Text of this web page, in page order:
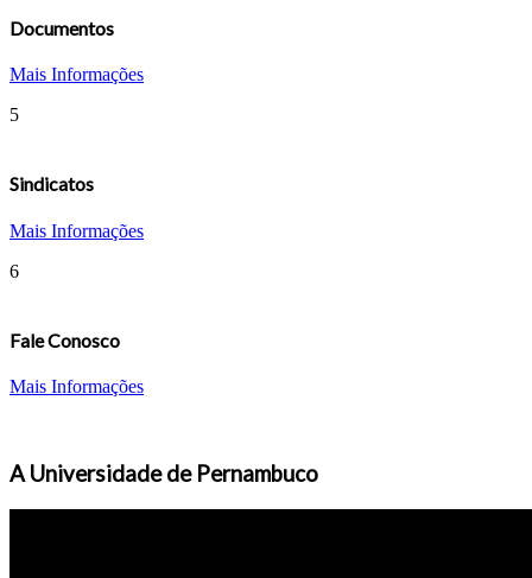
Documentos
Mais Informações
5
Sindicatos
Mais Informações
6
Fale Conosco
Mais Informações
A Universidade de Pernambuco